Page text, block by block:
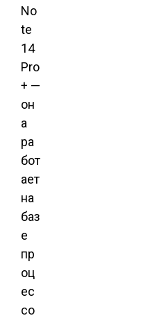
No
te
14
Pro
+ —
он
а
ра
бот
ает
на
баз
е
пр
оц
ес
со